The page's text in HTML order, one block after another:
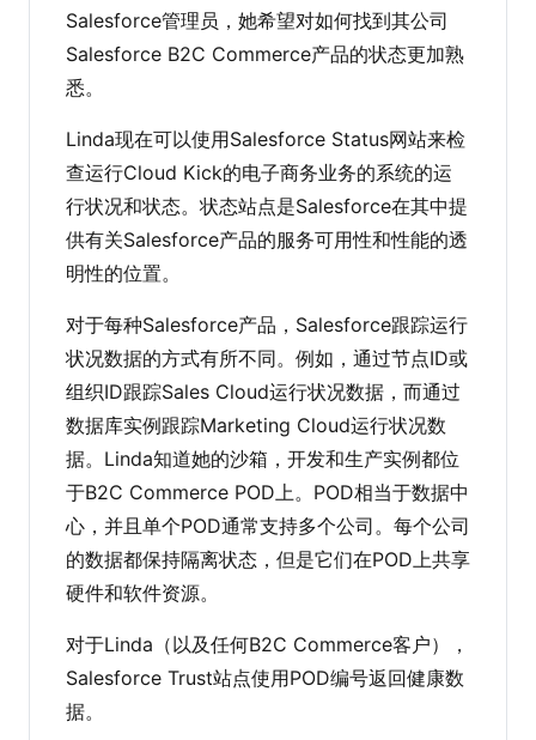
Salesforce管理员，她希望对如何找到其公司
Salesforce B2C Commerce产品的状态更加熟
悉。
Linda现在可以使用Salesforce Status网站来检
查运行Cloud Kick的电子商务业务的系统的运
行状况和状态。状态站点是Salesforce在其中提
供有关Salesforce产品的服务可用性和性能的透
明性的位置。
对于每种Salesforce产品，Salesforce跟踪运行
状况数据的方式有所不同。例如，通过节点ID或
组织ID跟踪Sales Cloud运行状况数据，而通过
数据库实例跟踪Marketing Cloud运行状况数
据。Linda知道她的沙箱，开发和生产实例都位
于B2C Commerce POD上。POD相当于数据中
心，并且单个POD通常支持多个公司。每个公司
的数据都保持隔离状态，但是它们在POD上共享
硬件和软件资源。
对于Linda（以及任何B2C Commerce客户），
Salesforce Trust站点使用POD编号返回健康数
据。